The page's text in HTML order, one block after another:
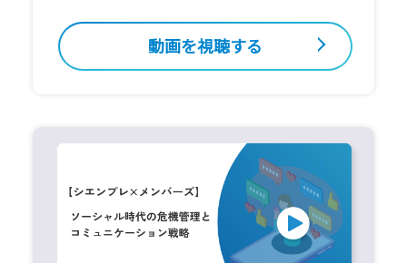
動画を視聴する